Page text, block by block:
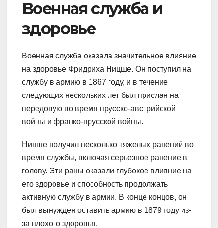
Военная служба и
здоровье
Военная служба оказала значительное влияние
на здоровье Фридриха Ницше. Он поступил на
службу в армию в 1867 году, и в течение
следующих нескольких лет был прислан на
передовую во время прусско-австрийской
войны и франко-прусской войны.
Ницше получил несколько тяжелых ранений во
время службы, включая серьезное ранение в
голову. Эти раны оказали глубокое влияние на
его здоровье и способность продолжать
активную службу в армии. В конце концов, он
был вынужден оставить армию в 1879 году из-
за плохого здоровья.